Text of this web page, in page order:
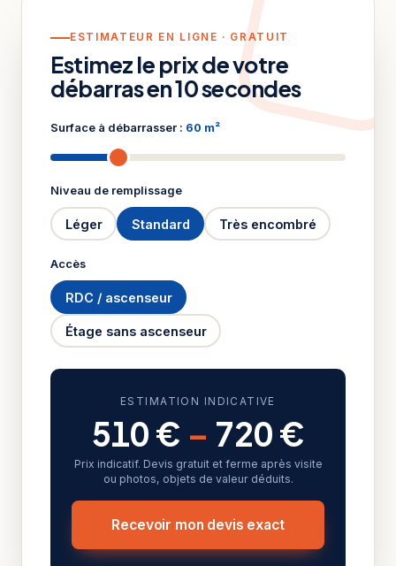
ESTIMATEUR EN LIGNE · GRATUIT
Estimez le prix de votre
débarras en 10 secondes
Surface à débarrasser : 60 m²
Niveau de remplissage
Léger Standard Très encombré
Accès
RDC / ascenseur
Étage sans ascenseur
ESTIMATION INDICATIVE
510 € – 720 €
Prix indicatif. Devis gratuit et ferme après visite
ou photos, objets de valeur déduits.
Recevoir mon devis exact